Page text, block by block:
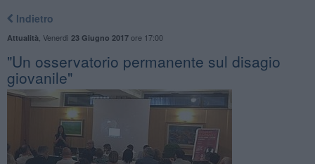
Indietro
Attualità Venerdì 23 Giugno 2017ore 17:00
"Un osservatorio permanente sul disagio
giovanile"